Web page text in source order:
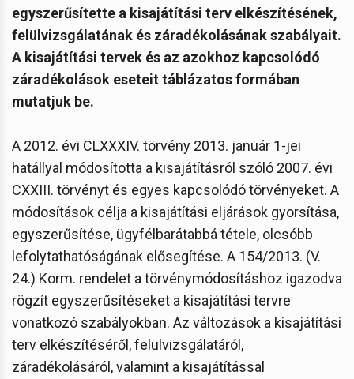
egyszerűsítette a kisajátítási terv elkészítésének,
felülvizsgálatának és záradékolásának szabályait.
A kisajátítási tervek és az azokhoz kapcsolódó
záradékolások eseteit táblázatos formában
mutatjuk be.
A 2012. évi CLXXXIV. törvény 2013. január 1-jei
hatállyal módosította a kisajátításról szóló 2007. évi
CXXIII. törvényt és egyes kapcsolódó törvényeket. A
módosítások célja a kisajátítási eljárások gyorsítása,
egyszerűsítése, ügyfélbarátabbá tétele, olcsóbb
lefolytathatóságának elősegítése. A 154/2013. (V.
24.) Korm. rendelet a törvénymódosításhoz igazodva
rögzít egyszerűsítéseket a kisajátítási tervre
vonatkozó szabályokban. Az változások a kisajátítási
terv elkészítéséről, felülvizsgálatáról,
záradékolásáról, valamint a kisajátítással